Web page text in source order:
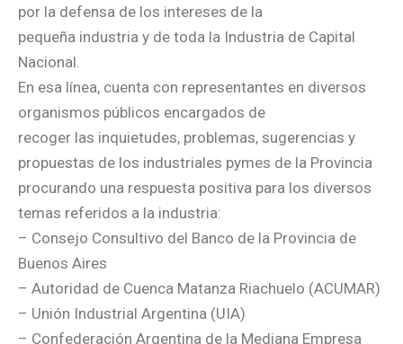
por la defensa de los intereses de la
pequeña industria y de toda la Industria de Capital
Nacional.
En esa línea, cuenta con representantes en diversos
organismos públicos encargados de
recoger las inquietudes, problemas, sugerencias y
propuestas de los industriales pymes de la Provincia
procurando una respuesta positiva para los diversos
temas referidos a la industria:
– Consejo Consultivo del Banco de la Provincia de
Buenos Aires
– Autoridad de Cuenca Matanza Riachuelo (ACUMAR)
– Unión Industrial Argentina (UIA)
– Confederación Argentina de la Mediana Empresa